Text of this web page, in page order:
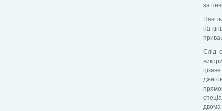
за
на
Слід
двома